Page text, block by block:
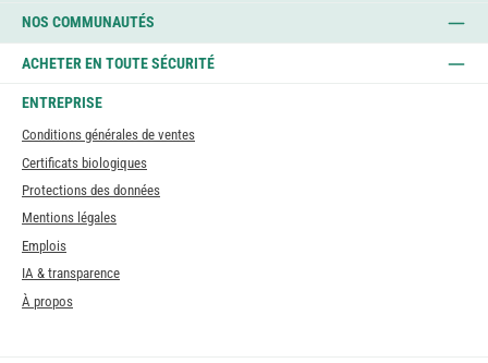
NOS COMMUNAUTÉS
ACHETER EN TOUTE SÉCURITÉ
ENTREPRISE
Conditions générales de ventes
Certificats biologiques
Protections des données
Mentions légales
Emplois
IA & transparence
À propos